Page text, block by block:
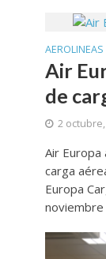
AEROLINEAS
Air
de
2
Air
carga
Europa
noviembre